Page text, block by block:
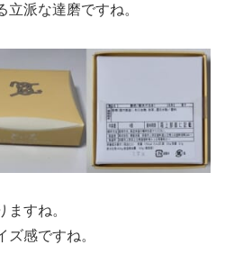
派な達磨ですね。
すね。
感ですね。